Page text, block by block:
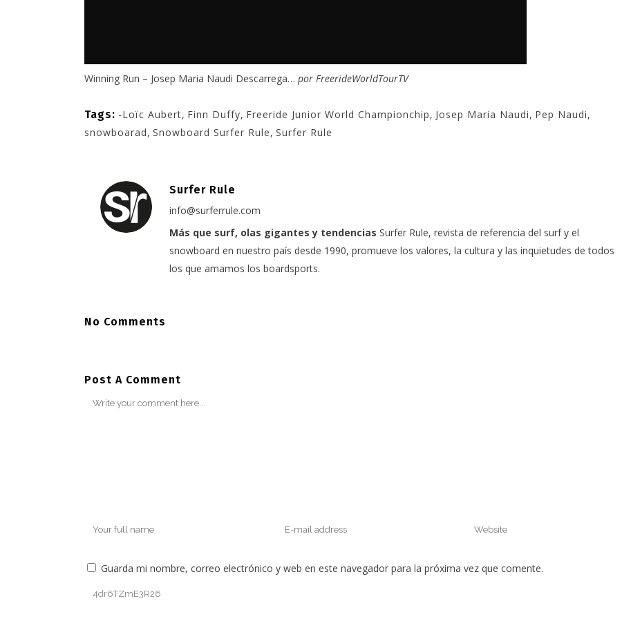
Winning Run – Josep Maria Naudi Descarrega… por FreerideWorldTourTV
Tags: -Loïc Aubert, Finn Duffy, Freeride Junior World Championchip, Josep Maria Naudi, Pep Naudi,
snowboarad, Snowboard Surfer Rule, Surfer Rule
Surfer Rule
info@surferrule.com
Más que surf, olas gigantes y tendencias Surfer Rule, revista de referencia del surf y el
snowboard en nuestro país desde 1990, promueve los valores, la cultura y las inquietudes de todos
los que amamos los boardsports.
No Comments
Post A Comment
Guarda mi nombre, correo electrónico y web en este navegador para la próxima vez que comente.